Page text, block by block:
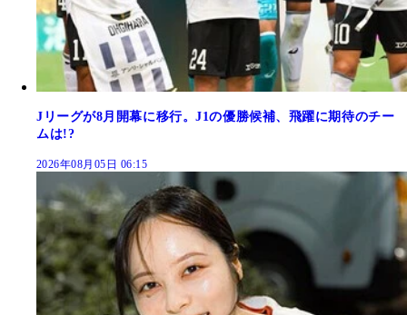
Jリーグが8月開幕に移行。J1の優勝候補、飛躍に期待のチー
ムは!?
2026年08月05日 06:15